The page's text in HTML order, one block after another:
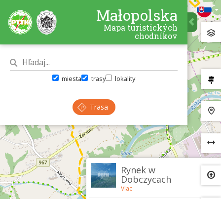
×
Rynek w
Dobczycach
Viac
Małopolska
Mapa turistických
chodníkov
miesta trasy lokality
Trasa